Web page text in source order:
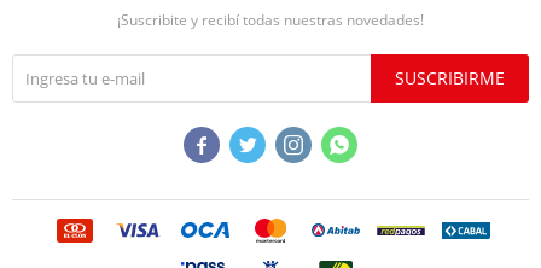
¡Suscribite y recibí todas nuestras novedades!
SUSCRIBIRME
   